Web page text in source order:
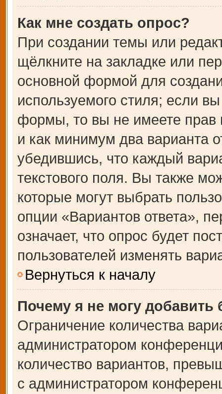
Как мне создать опрос?
При создании темы или
щёлкните на закладке или
основной формой для
используемого стиля; если
формы, то вы не имеете прав
и как минимум два варианта
убедившись, что каждый
текстового поля. Вы также
которые могут выбрать
опции «Вариантов ответа»,
означает, что опрос будет
пользователей изменять
Вернуться к началу
Почему я не могу добавить
Ограничение количества
администратором
количество вариантов,
с администратором